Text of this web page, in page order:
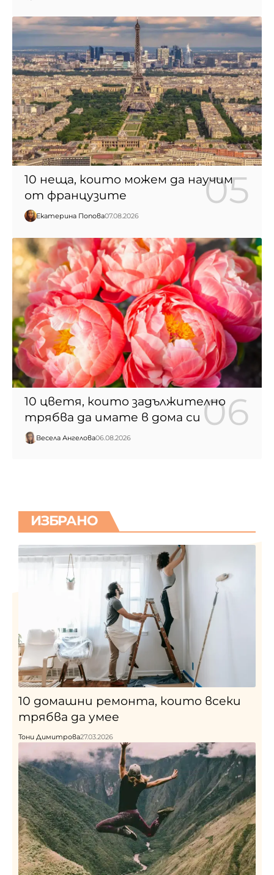
10 неща, които можем да научим
от французите
Екатерина Попова07.08.2026
10 цветя, които задължително
трябва да имате в дома си
Весела Ангелова06.08.2026
ИЗБРАНО
10 домашни ремонта, които всеки
трябва да умее
Тони Димитрова27.03.2026